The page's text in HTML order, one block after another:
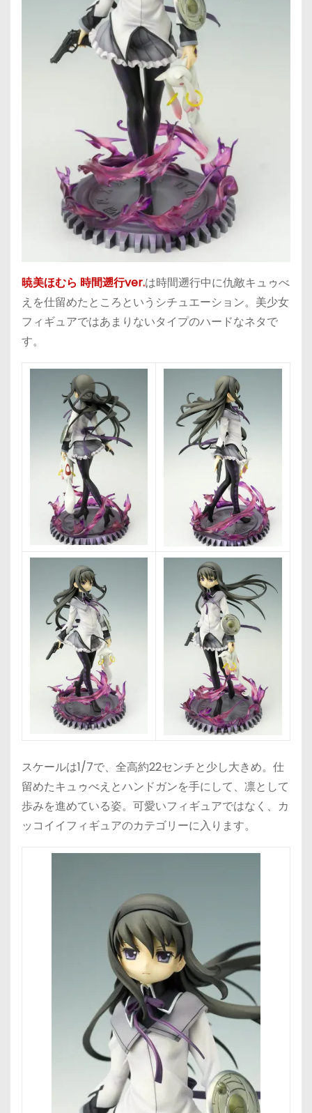
暁美ほむら 時間遡行ver.は時間遡行中に仇敵キュゥべ
えを仕留めたところというシチュエーション。美少女
フィギュアではあまりないタイプのハードなネタで
す。
スケールは1/7で、全高約22センチと少し大きめ。仕
留めたキュゥべえとハンドガンを手にして、凛として
歩みを進めている姿。可愛いフィギュアではなく、カ
ッコイイフィギュアのカテゴリーに入ります。